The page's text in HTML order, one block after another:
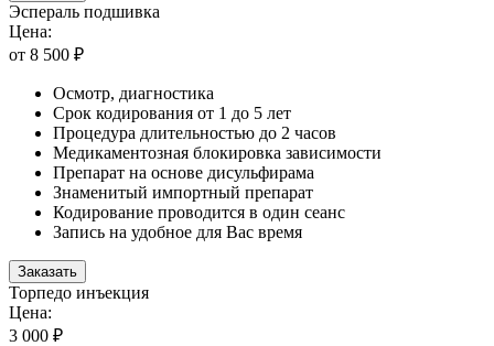
Эспераль подшивка
Цена:
от 8 500 ₽
Осмотр, диагностика
Срок кодирования от 1 до 5 лет
Процедура длительностью до 2 часов
Медикаментозная блокировка зависимости
Препарат на основе дисульфирама
Знаменитый импортный препарат
Кодирование проводится в один сеанс
Запись на удобное для Вас время
Заказать
Торпедо инъекция
Цена:
3 000 ₽